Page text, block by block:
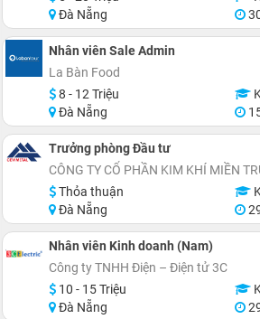
Đà Nẵng
Nhân viên Sale Admin
La Bàn Food
8 - 12 Triệu
Đà Nẵng
Trưởng phòng Đầu tư
CÔNG TY CỔ PHẦN KIM KHÍ MIỀN
Thỏa thuận
Đà Nẵng
Nhân viên Kinh doanh (Nam)
Công ty TNHH Điện – Điện tử 3C
10 - 15 Triệu
Đà Nẵng